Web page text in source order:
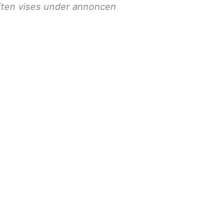
vises under annoncen